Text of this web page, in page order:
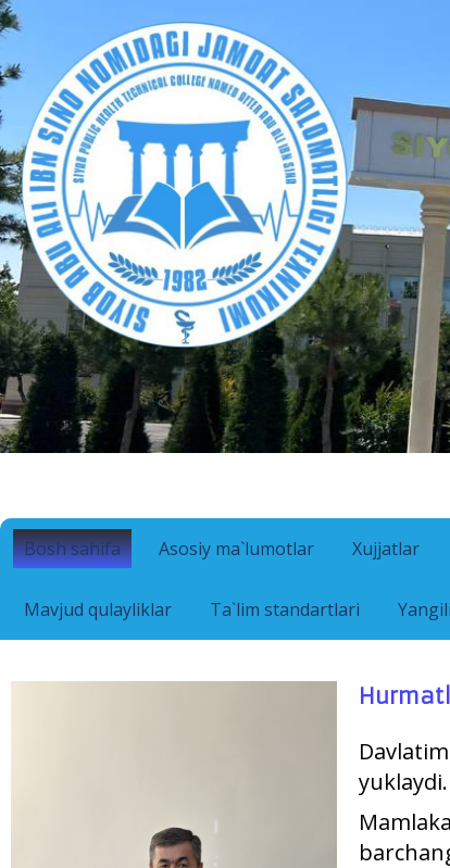
Bosh sahifa Asosiy ma`lumotlar Xujjatlar
Mavjud qulayliklar Ta`lim standartlari
yuklaydi.